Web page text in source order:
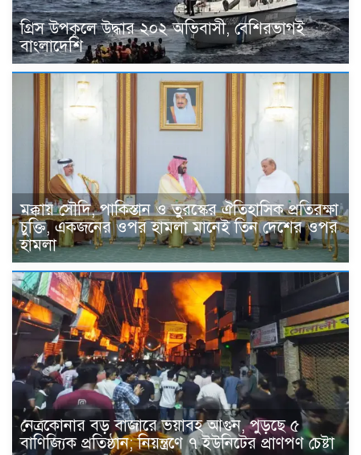
গ্রিস উপকূলে উদ্ধার ২০২ অভিবাসী, বেশিরভাগই
বাংলাদেশি
মক্কায় সৌদি, পাকিস্তান ও তুরস্কের ঐতিহাসিক প্রতিরক্ষা
চুক্তি, একজনের ওপর হামলা মানেই তিন দেশের ওপর
হামলা
নেত্রকোনার বড় বাজারে ভয়াবহ আগুন, পুড়ছে ৫
বাণিজ্যিক প্রতিষ্ঠান; নিয়ন্ত্রণে ৭ ইউনিটের প্রাণপণ চেষ্টা